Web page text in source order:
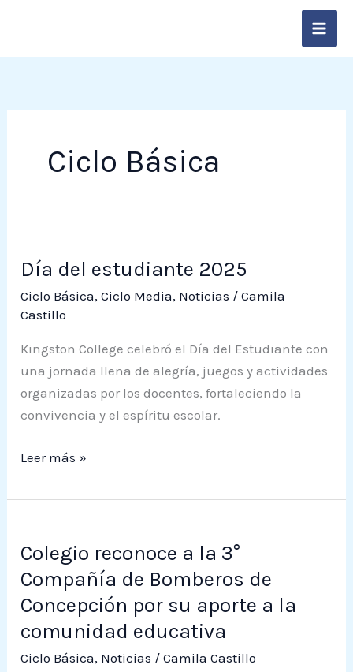
contenido
Ciclo Básica
Día del estudiante 2025
Ciclo Básica,Ciclo Media, Noticias /Camila
Castillo
Kingston College celebró el Día del Estudiante con
una jornada llena de alegría, juegos y actividades
organizadas por los docentes, fortaleciendo la
convivencia y el espíritu escolar.
del
estudiante
2025
Leer más »
Colegio reconoce a la 3°
Compañía de Bomberos de
Concepción por su aporte a la
comunidad educativa
Ciclo Básica, Noticias /Camila Castillo
reconoce
a
la
Compañía
de